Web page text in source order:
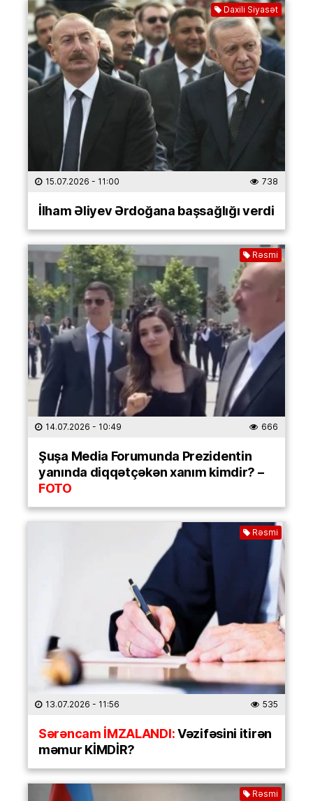
Daxili Siyasət
15.07.2026 - 11:00 738
İlham Əliyev Ərdoğana başsağlığı verdi
Rəsmi
14.07.2026 - 10:49 666
Şuşa Media Forumunda Prezidentin
yanında diqqətçəkən xanım kimdir? –
FOTO
Rəsmi
13.07.2026 - 11:56 535
Sərəncam İMZALANDI:Vəzifəsini itirən
məmur KİMDİR?
Rəsmi